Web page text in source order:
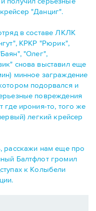
"Данциг".
в составе ЛКЛК
КРКР "Рюрик",
"Олег",
снова выставил еще
минное заграждение
подорвался и
повреждения
где ирония-то, того же
легкий крейсер
расскажи нам еще про
Балтфлот громил
к Колыбели